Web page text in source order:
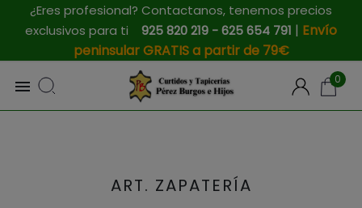
¿Eres profesional? Contactanos, tenemos precios
exclusivos para ti 925 820 219 - 625 654 791 | Envío
peninsular GRATIS a partir de 79€
 0
ART. ZAPATERÍA